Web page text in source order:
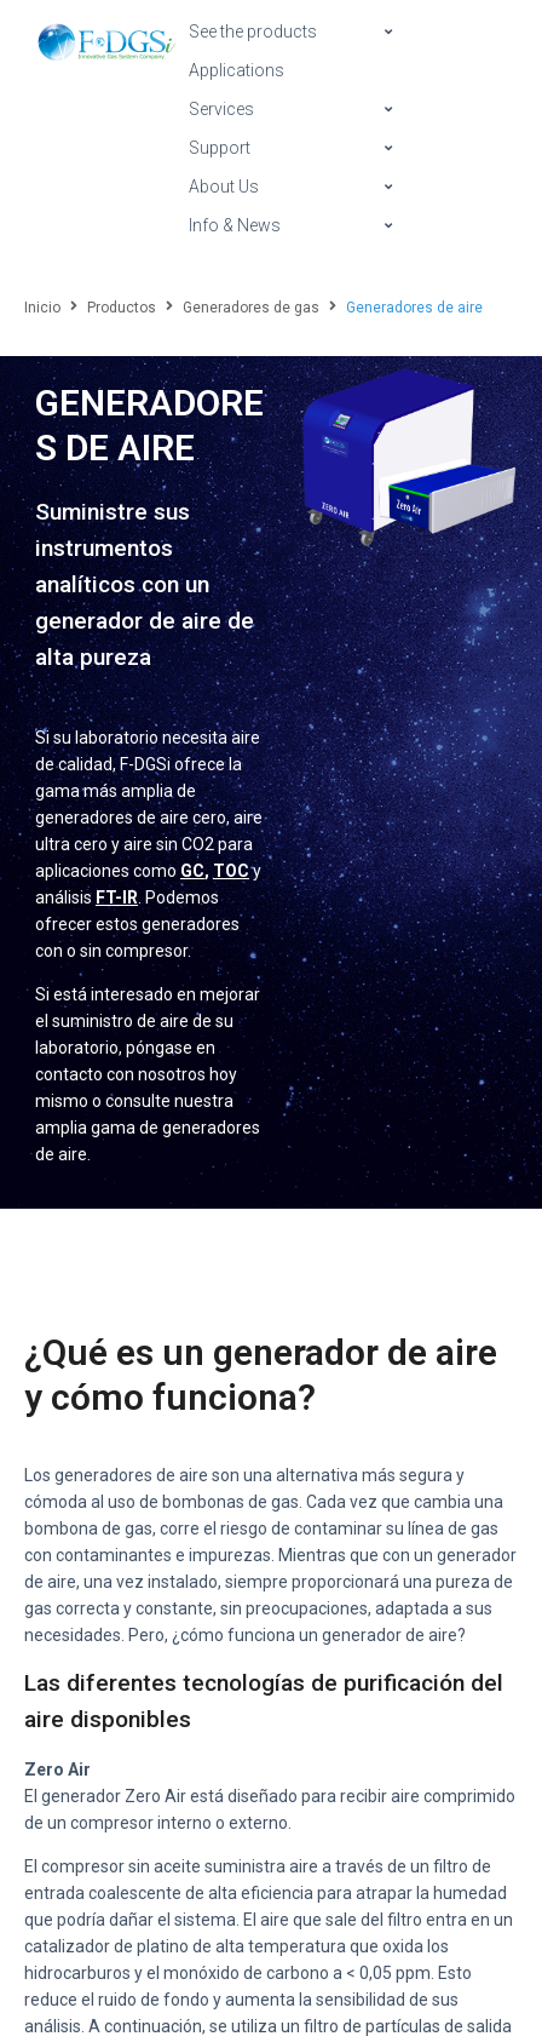
See the products
Applications
Services
Support
About Us
Info & News
Inicio Productos Generadores de gas Generadores de aire
GENERADORE
S DE AIRE
Suministre sus
instrumentos
analíticos con un
generador de aire de
alta pureza
Si su laboratorio necesita aire
de calidad, F-DGSi ofrece la
gama más amplia de
generadores de aire cero, aire
ultra cero y aire sin CO2 para
aplicaciones comoGC,TOCy
análisis FT-IR . Podemos
ofrecer estos generadores
con o sin compresor.
Si está interesado en mejorar
el suministro de aire de su
laboratorio, póngase en
contacto con nosotros hoy
mismo o consulte nuestra
amplia gama de generadores
de aire.
¿Qué es un generador de aire
y cómo funciona?
Los generadores de aire son una alternativa más segura y
cómoda al uso de bombonas de gas. Cada vez que cambia una
bombona de gas, corre el riesgo de contaminar su línea de gas
con contaminantes e impurezas. Mientras que con un generador
de aire, una vez instalado, siempre proporcionará una pureza de
gas correcta y constante, sin preocupaciones, adaptada a sus
necesidades. Pero, ¿cómo funciona un generador de aire?
Las diferentes tecnologías de purificación del
aire disponibles
Zero Air
El generador Zero Air está diseñado para recibir aire comprimido
de un compresor interno o externo.
El compresor sin aceite suministra aire a través de un filtro de
entrada coalescente de alta eficiencia para atrapar la humedad
que podría dañar el sistema. El aire que sale del filtro entra en un
catalizador de platino de alta temperatura que oxida los
hidrocarburos y el monóxido de carbono a < 0,05 ppm. Esto
reduce el ruido de fondo y aumenta la sensibilidad de sus
análisis. A continuación, se utiliza un filtro de partículas de salida